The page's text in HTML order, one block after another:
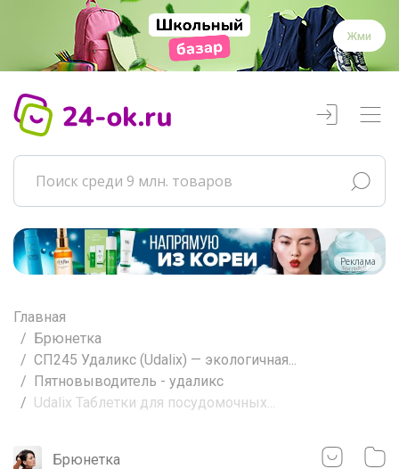
Жми
Реклама
Главная
Брюнетка
СП245 Удаликс (Udalix) — экологичная...
Пятновыводитель - удаликс
Udalix Таблетки для посудомочных...
Брюнетка